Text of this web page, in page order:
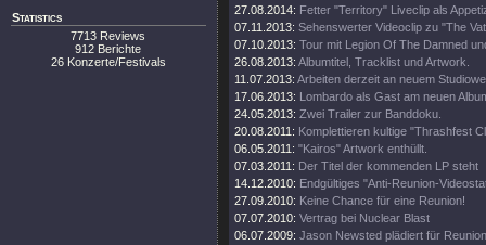
Statistics
7713 Reviews
912 Berichte
26 Konzerte/Festivals
27.08.2014: Fetter "Territory" Liveclip als
07.11.2013: Sehenswerter Videoclip zu "The
07.10.2013: Tour mit Legion Of The Damned
26.08.2013: Albumtitel, Tracklist und Artwork.
11.07.2013: Arbeiten derzeit an neuem
17.06.2013: Lombardo als Gast am neuen
24.05.2013: Zwei Trailer zur Banddoku.
20.08.2011: Komplettieren kultige "Thrashfest
06.05.2011: "Kairos" Artwork enthüllt.
07.03.2011: Der Titel der kommenden LP steht
14.12.2010: Endgültiges "Anti-Reunion-
27.09.2010: Keine Chance für eine Reunion!
07.07.2010: Vertrag bei Nuclear Blast
06.07.2009: Jason Newsted plädiert für